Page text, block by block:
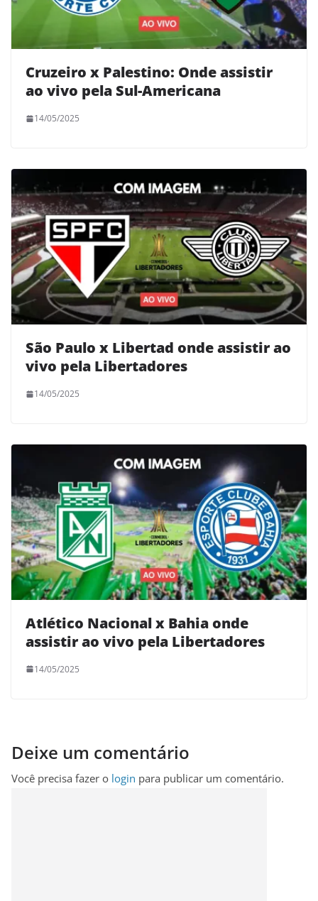
Cruzeiro x Palestino: Onde assistir
ao vivo pela Sul-Americana
14/05/2025
São Paulo x Libertad onde assistir ao
vivo pela Libertadores
14/05/2025
Atlético Nacional x Bahia onde
assistir ao vivo pela Libertadores
14/05/2025
Deixe um comentário
Você precisa fazer o login para publicar um comentário.